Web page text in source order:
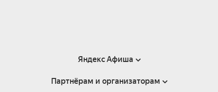
Яндекс Афиша
Справка
Партнёрам и организаторам